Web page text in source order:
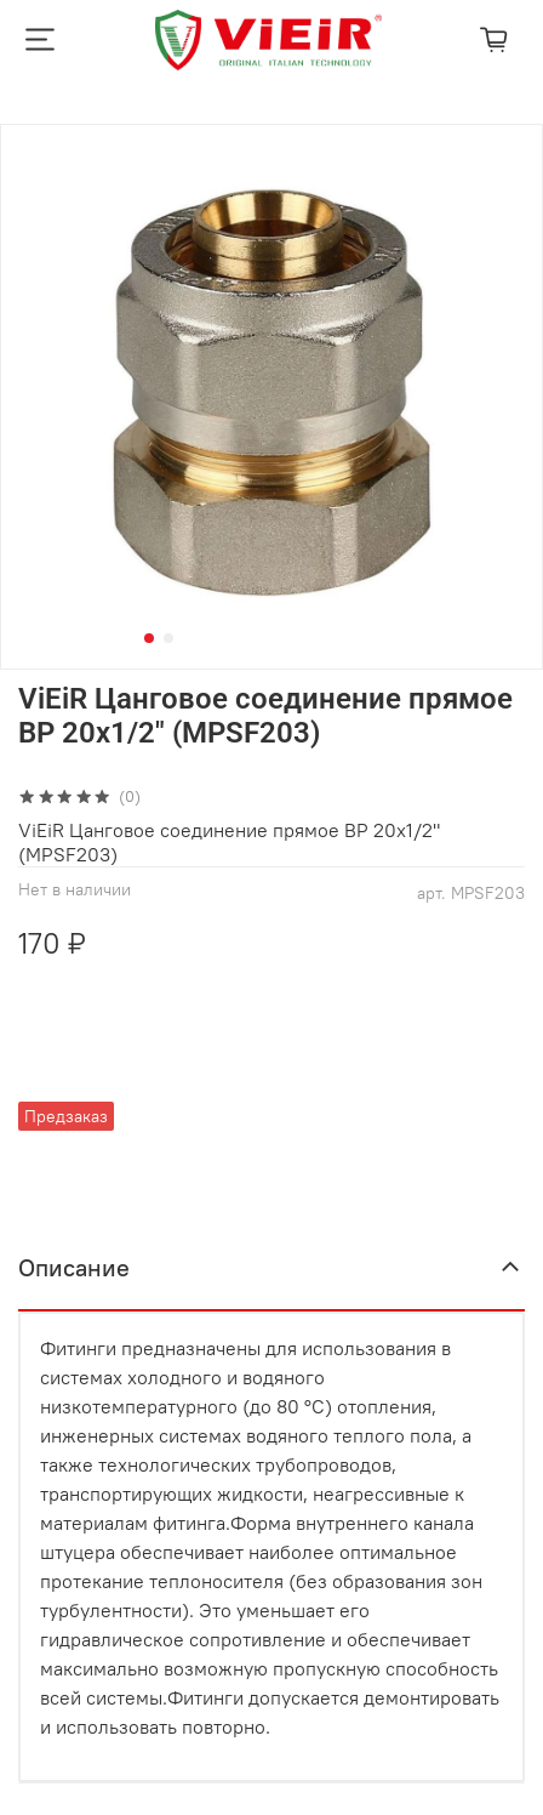
(0)
арт. MPSF203
Нет в наличии
Предзаказ
ViEiR Цанговое соединение прямое
ВР 20х1/2" (MPSF203)
170 ₽
ViEiR Цанговое соединение прямое ВР 20х1/2"
(MPSF203)
Описание
Фитинги предназначены для использования в
системах холодного и водяного
низкотемпературного (до 80 °С) отопления,
инженерных системах водяного теплого пола, а
также технологических трубопроводов,
транспортирующих жидкости, неагрессивные к
материалам фитинга.Форма внутреннего канала
штуцера обеспечивает наиболее оптимальное
протекание теплоносителя (без образования зон
турбулентности). Это уменьшает его
гидравлическое сопротивление и обеспечивает
максимально возможную пропускную способность
всей системы.Фитинги допускается демонтировать
и использовать повторно.